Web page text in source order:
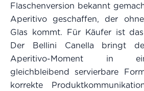
Flaschenversion bekannt
Aperitivo geschaffen, der
Glas kommt. Für Käufer ist
Der Bellini Canella bringt
Aperitivo-Moment in
gleichbleibend servierbare
korrekte